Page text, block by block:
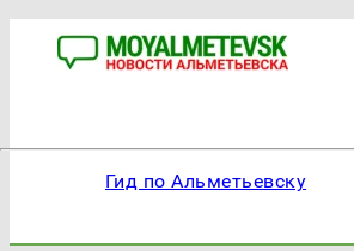
Гид по Альметьевску